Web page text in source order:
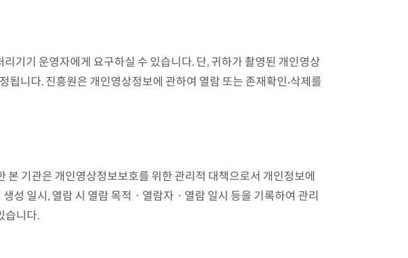
기기 운영자에게 요구하실 수 있습니다. 단, 귀하가 촬영된 개인영상
니다. 진흥원은 개인영상정보에 관하여 열람 또는 존재확인·삭제를
기관은 개인영상정보보호를 위한 관리적 대책으로서 개인정보에
성 일시, 열람 시 열람 목적ㆍ열람자ㆍ열람 일시 등을 기록하여 관리
습니다.